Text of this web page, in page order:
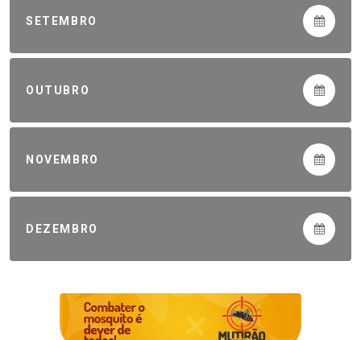
SETEMBRO
OUTUBRO
NOVEMBRO
DEZEMBRO